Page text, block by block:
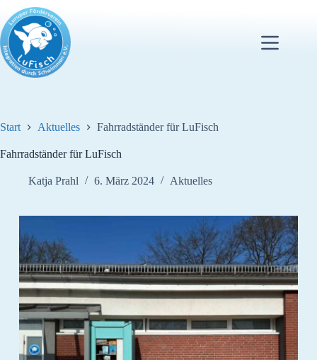
Inhalt
springen
Start Aktuelles Fahrradständer für LuFisch
Fahrradständer für LuFisch
Katja Prahl 6. März 2024 Aktuelles